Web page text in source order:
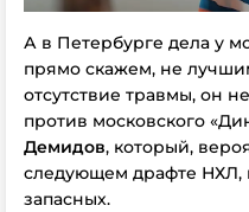
А в Петербурге дела у
прямо скажем, не
отсутствие травмы, он
против московского
Демидов, который,
следующем драфте НХЛ,
запасных.